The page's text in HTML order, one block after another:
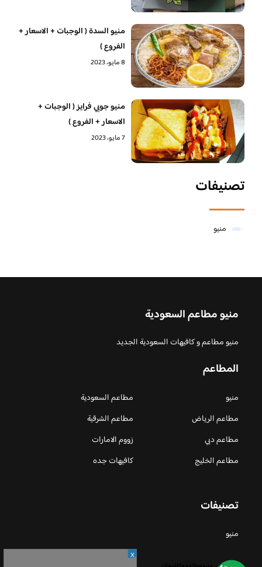
منيو السدة ( الوجبات + الاسعار +
الفروع )
8 مايو، 2023
منيو جوبي فرايز ( الوجبات +
الاسعار + الفروع )
7 مايو، 2023
تصنيفات
منيو
منيو مطاعم السعودية
منيو مطاعم و كافيهات السعودية الجديد
المطاعم
منيو
مطاعم السعودية
مطاعم الرياض
مطاعم الشرقية
مطاعم دبي
زووم الامارات
مطاعم الخليج
كافيهات جده
تصنيفات
منيو
X